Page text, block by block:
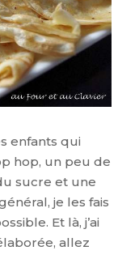
enfants qui
hop, un peu de
sucre et une
je les fais
Et là, j’ai
allez